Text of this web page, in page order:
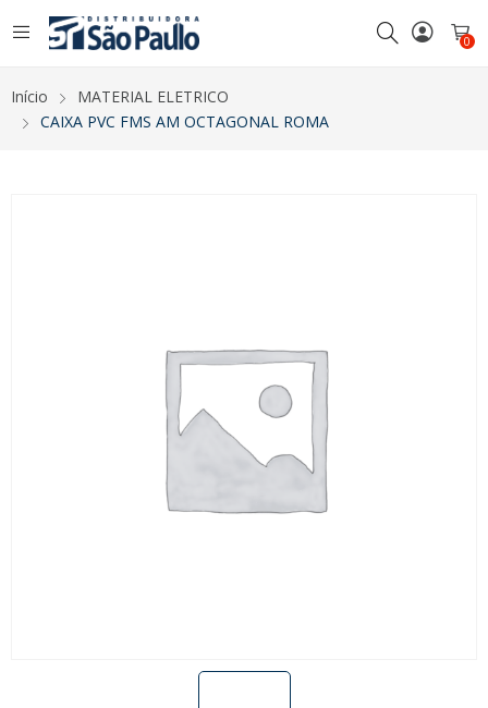
0
Início
MATERIAL ELETRICO
CAIXA PVC FMS AM OCTAGONAL ROMA